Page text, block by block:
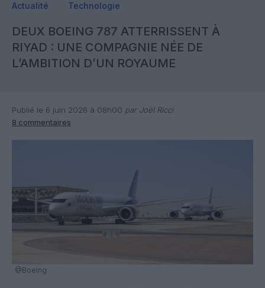
Actualité Technologie
DEUX BOEING 787 ATTERRISSENT À
RIYAD : UNE COMPAGNIE NÉE DE
L’AMBITION D’UN ROYAUME
Publié le 6 juin 2026 à 08h00 par Joël Ricci
8 commentaires
@Boeing